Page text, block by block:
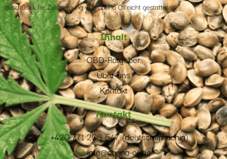
ausdrückliche Zustimmung von Canna Oil nicht gestattet.
Inhalt
CBD-Ratgeber
Über uns
Kontakt
Kontakt
+420 771 208 547 (deutschsprachig)
info@canna-oil.de